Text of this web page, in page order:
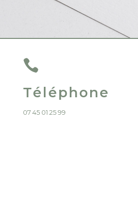

Téléphone
07 45 01 25 99